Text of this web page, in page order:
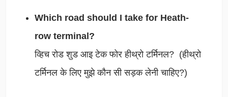
Which road should I take for Heath-
row terminal?
व्हिच रोड शुड आइ टेक फोर हीथ्रो टर्मिनल? (हीथ्रो
टर्मिनल के लिए मुझे कौन सी सड़क लेनी चाहिए?)